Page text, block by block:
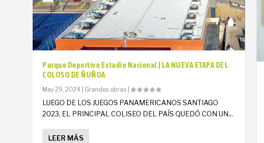
Parque Deportivo Estadio Nacional | LA NUEVA ETAPA DEL
COLOSO DE ÑUÑOA
May 29, 2024 Grandes obras |
LUEGO DE LOS JUEGOS PANAMERICANOS SANTIAGO
2023, EL PRINCIPAL COLISEO DEL PAÍS QUEDÓ CON UN...
LEER MÁS